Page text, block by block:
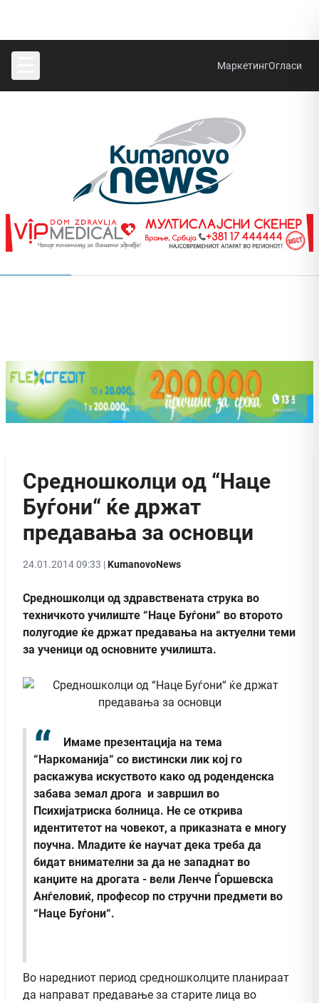
МаркетингОгласи
Средношколци од “Наце
Буѓони“ ќе држат
предавања за основци
24.01.2014 09:33 |KumanovoNews
Средношколци од здравствената струка во
техничкото училиште “Наце Буѓони“ во второто
полугодие ќе држат предавања на актуелни теми
за ученици од основните училишта.
Имаме презентација на тема
“Наркоманија“ со вистински лик кој го
раскажува искуството како од роденденска
забава земал дрога и завршил во
Психијатриска болница. Не се открива
идентитетот на човекот, а приказната е многу
поучна. Младите ќе научат дека треба да
бидат внимателни за да не западнат во
канџите на дрогата - вели Ленче Ѓоршевска
Анѓеловиќ, професор по стручни предмети во
“Наце Буѓони“.
Во наредниот период средношколците планираат
да направат предавање за старите лица во